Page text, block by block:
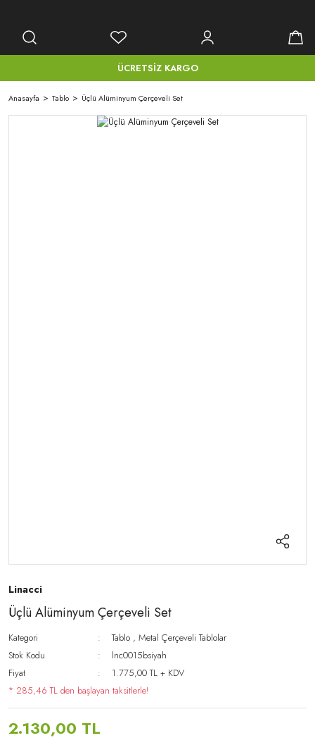
ÜCRETSİZ KARGO
Anasayfa Tablo Üçlü Alüminyum Çerçeveli Set
Linacci
Üçlü Alüminyum Çerçeveli Set
Kategori Tablo ,Metal Çerçeveli Tablolar
Stok Kodu
lnc0015bsiyah
Fiyat
1.775,00 TL + KDV
* 285,46 TL den başlayan taksitlerle!
2.130,00 TL